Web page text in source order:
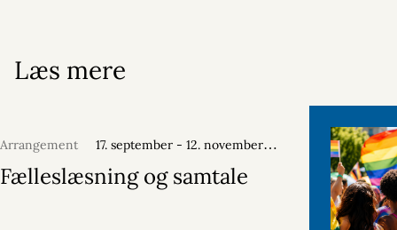
Læs mere
Arrangement
17. september - 12. november
2026
Fælleslæsning og samtale